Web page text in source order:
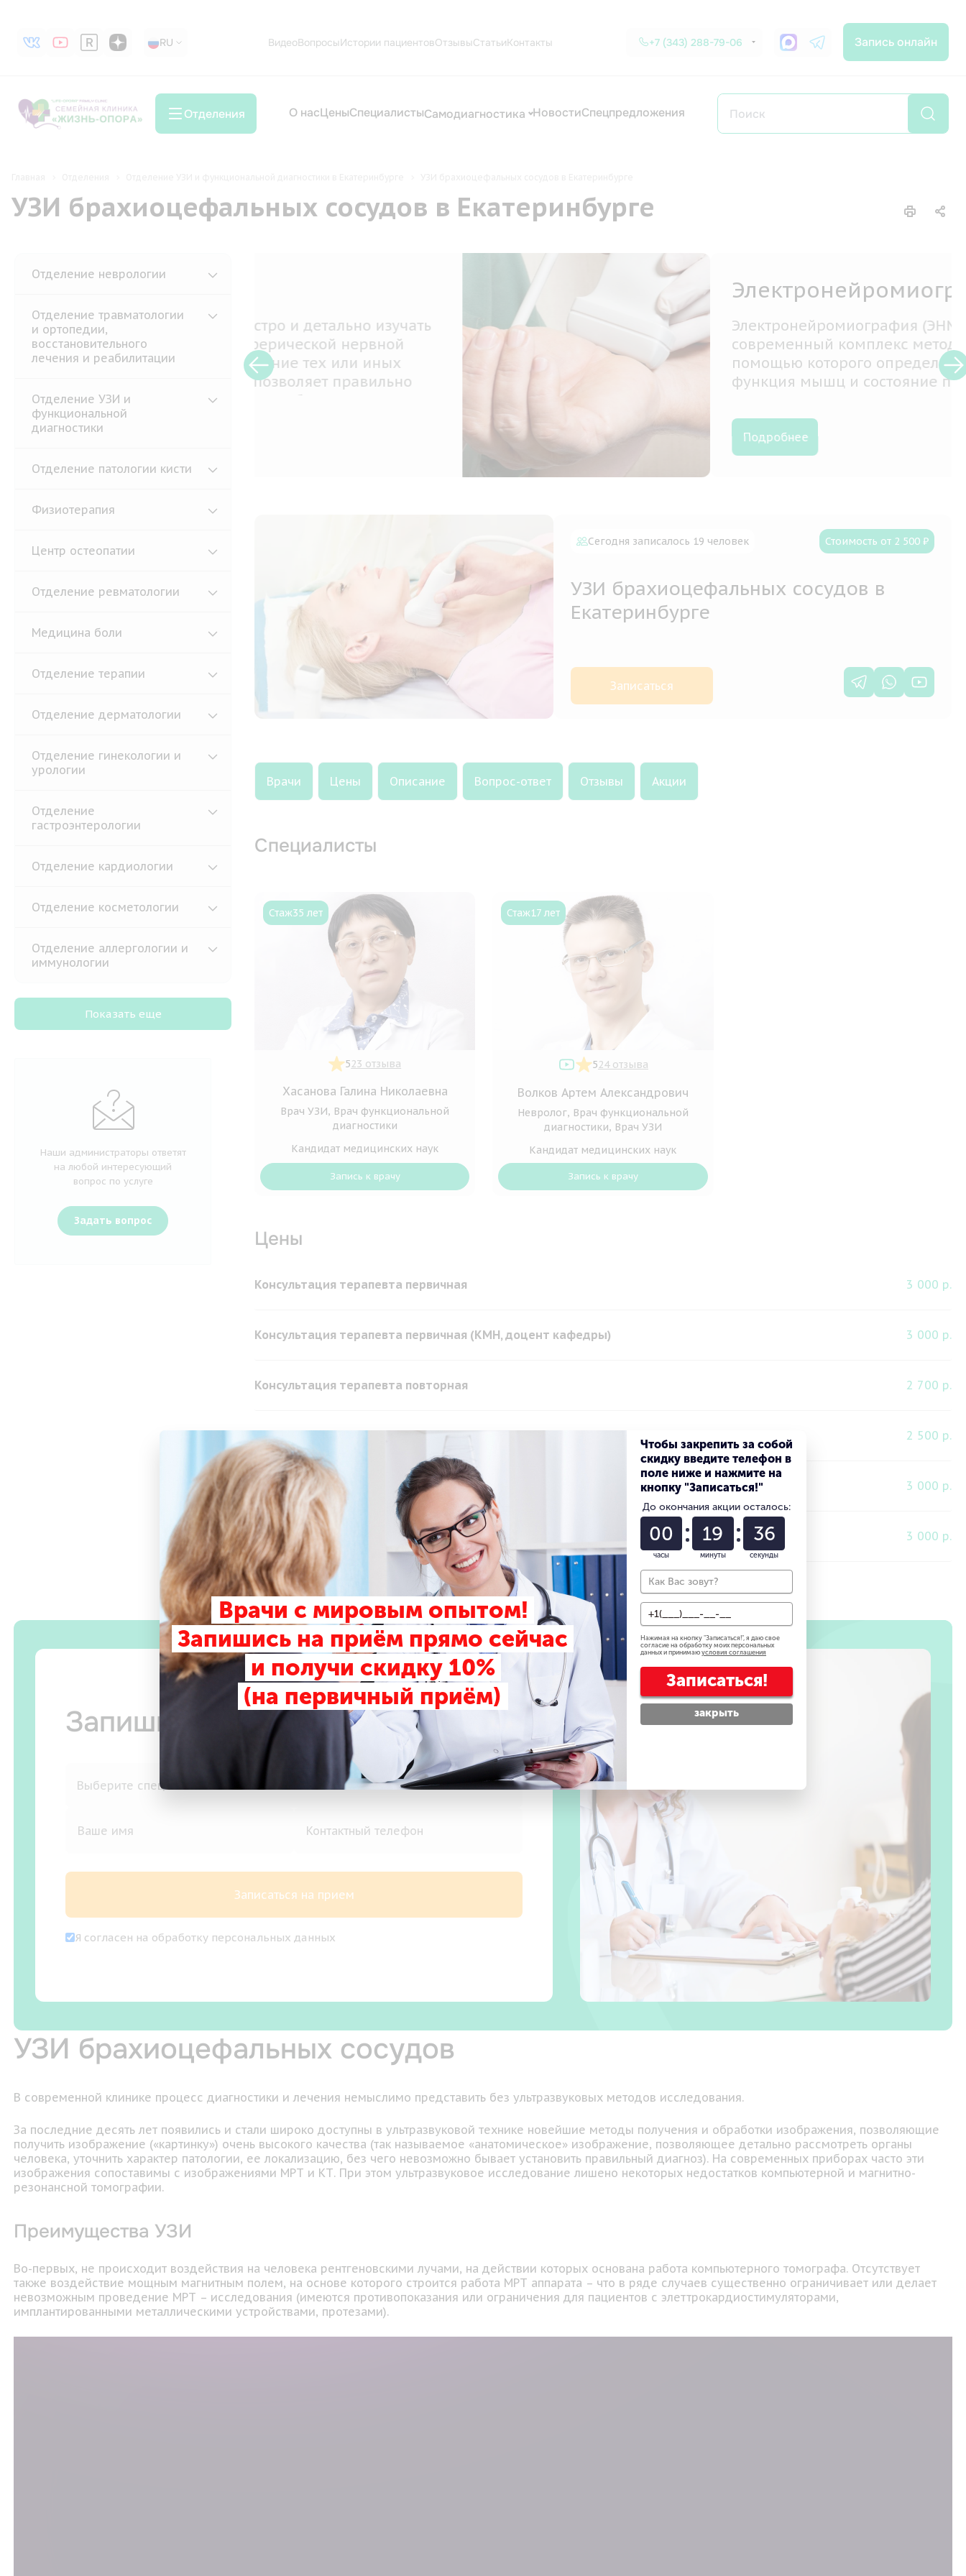
RU
RU ВидеоВопросыИстории пациентовОтзывыСтатьиКонтакты +7 (343) 288-79-06 Запись онлайн
Отделения О насЦеныСпециалистыСамодиагностика НовостиСпецпредложения
УЗИ брахиоцефальных сосудов в Екатеринбурге
Отделение неврологии
Отделение травматологии
и ортопедии,
восстановительного
лечения и реабилитации
Отделение УЗИ и
функциональной
диагностики
Отделение патологии кисти
Физиотерапия
Центр остеопатии
Отделение ревматологии
Медицина боли
Отделение терапии
Отделение дерматологии
Отделение гинекологии и
урологии
Отделение
гастроэнтерологии
Отделение кардиологии
Отделение косметологии
Отделение аллергологии и
иммунологии
Показать еще
Наши администраторы ответят
на любой интересующий
вопрос по услуге
Задать вопрос
Электронейромиография
Электронейромиография (ЭНМГ) представляет собой
современный комплекс методов диагностики, с
помощью которого определяется сократительная
функция мышц и состояние периферической нервной
системы
Сегодня записалось 19 человек Стоимость от 2 500 ₽
УЗИ брахиоцефальных сосудов в
Екатеринбурге
Записаться
Врачи Цены Описание Вопрос-ответ Отзывы Акции
Специалисты
Стаж35 лет
523 отзыва
Хасанова Галина Николаевна
Врач УЗИ, Врач функциональной
диагностики
Кандидат медицинских наук
Запись к врачу
Стаж17 лет
524 отзыва
Волков Артем Александрович
Невролог, Врач функциональной
диагностики, Врач УЗИ
Кандидат медицинских наук
Запись к врачу
Цены
3 000 р.
Консультация терапевта первичная
3 000 р.
Консультация терапевта первичная (КМН, доцент кафедры)
2 700 р.
Консультация терапевта повторная
2 500 р.
Консультация терапевта повторная (КМН, доцент кафедры)
3 000 р.
УЗИ брахиоцефальных сосудов
3 000 р.
Триплексное исследование сосудов шеи (брахеоцефальная зона)
Запишитесь на приём
Записаться на прием
Я согласен на обработку персональных данных
УЗИ брахиоцефальных сосудов
В современной клинике процесс диагностики и лечения немыслимо представить без ультразвуковых методов исследования.
За последние десять лет появились и стали широко доступны в ультразвуковой технике новейшие методы получения и обработки изображения, позволяющие
получить изображение («картинку») очень высокого качества (так называемое «анатомическое» изображение, позволяющее детально рассмотреть органы
человека, уточнить характер патологии, ее локализацию, без чего невозможно бывает установить правильный диагноз). На современных приборах часто эти
изображения сопоставимы с изображениями МРТ и КТ. При этом ультразвуковое исследование лишено некоторых недостатков компьютерной и магнитно-
резонансной томографии.
Преимущества УЗИ
Во-первых, не происходит воздействия на человека рентгеновскими лучами, на действии которых основана работа компьютерного томографа. Отсутствует
также воздействие мощным магнитным полем, на основе которого строится работа МРТ аппарата – что в ряде случаев существенно ограничивает или делает
невозможным проведение МРТ – исследования (имеются противопоказания или ограничения для пациентов с элеттрокардиостимуляторами,
имплантированными металлическими устройствами, протезами).
Врачи с мировым опытом!
Запишись на приём прямо сейчас
и получи скидку 10%
(на первичный приём)
Чтобы закрепить за собой
скидку введите телефон в
поле ниже и нажмите на
кнопку "Записаться!"
До окончания акции осталось:
00
часы
19
минуты
35
секунды
Нажимая на кнопку "Записаться!", я даю свое
согласие на обработку моих персональных
данных и принимаю условия соглашения
Записаться!
закрыть